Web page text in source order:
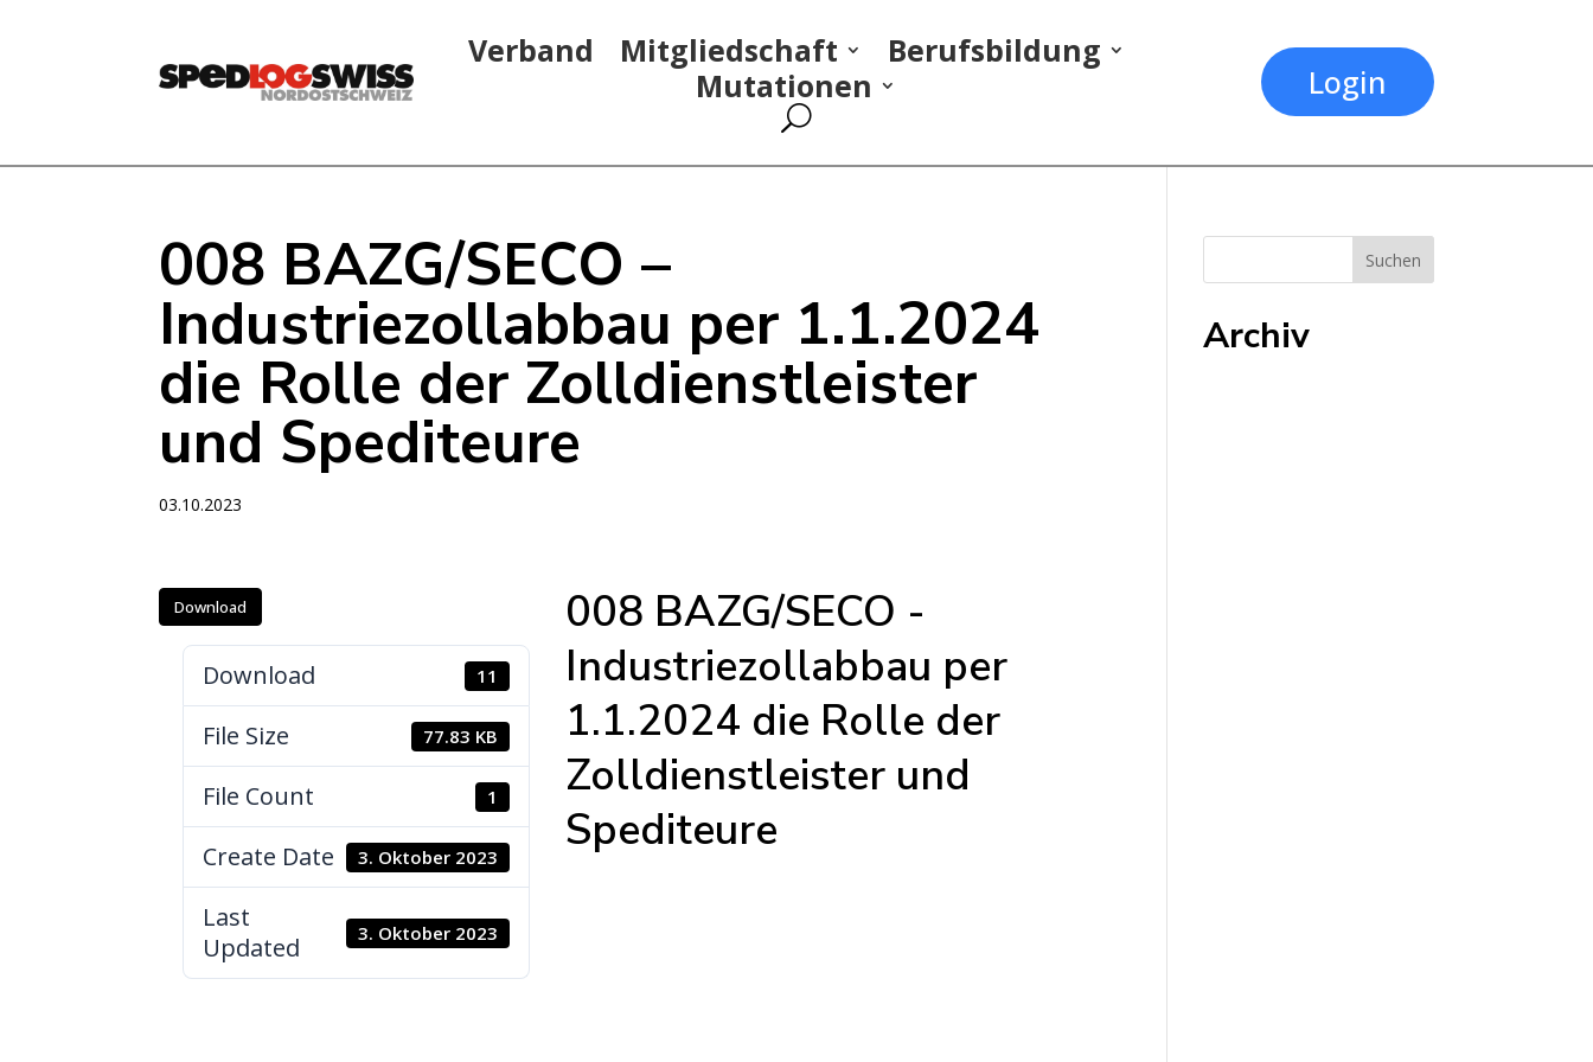
Verband Mitgliedschaft
Berufsbildung
Mutationen
Login
008 BAZG/SECO –
Industriezollabbau per 1.1.2024
die Rolle der Zolldienstleister
und Spediteure
03.10.2023
Download
Download 11
File Size 77.83 KB
File Count 1
Create Date 3. Oktober 2023
Last
Updated
3. Oktober 2023
008 BAZG/SECO -
Industriezollabbau per
1.1.2024 die Rolle der
Zolldienstleister und
Spediteure
Archiv